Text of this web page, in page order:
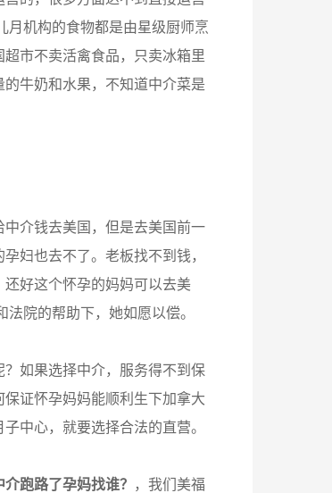
月机构的食物都是由星级厨师烹
市不卖活禽食品，只卖冰箱里
牛奶和水果，不知道中介菜是
介钱去美国，但是去美国前一
妇也去不了。老板找不到钱，
好这个怀孕的妈妈可以去美
院的帮助下，她如愿以偿。
如果选择中介，服务得不到保
证怀孕妈妈能顺利生下加拿大
中心，就要选择合法的直营。
跑路了孕妈找谁？ ，我们美福